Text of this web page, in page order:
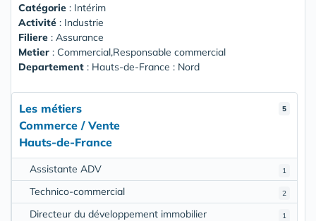
Catégorie : Intérim
Activité : Industrie
Filiere : Assurance
Metier : Commercial,Responsable commercial
Departement : Hauts-de-France : Nord
5
Les métiers
Commerce / Vente
Hauts-de-France
1
Assistante ADV
2
Technico-commercial
1
Directeur du développement immobilier